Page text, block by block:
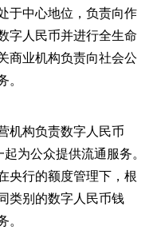
于中心地位，负责向作
字人民币并进行全生命
商业机构负责向社会公
机构负责数字人民币
为公众提供流通服务。
央行的额度管理下，根
类别的数字人民币钱